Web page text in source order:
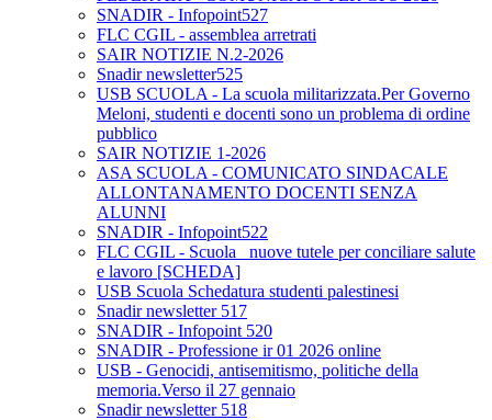
SNADIR - Infopoint527
FLC CGIL - assemblea arretrati
SAIR NOTIZIE N.2-2026
Snadir newsletter525
USB SCUOLA - La scuola militarizzata.Per Governo
Meloni, studenti e docenti sono un problema di ordine
pubblico
SAIR NOTIZIE 1-2026
ASA SCUOLA - COMUNICATO SINDACALE
ALLONTANAMENTO DOCENTI SENZA
ALUNNI
SNADIR - Infopoint522
FLC CGIL - Scuola_ nuove tutele per conciliare salute
e lavoro [SCHEDA]
USB Scuola Schedatura studenti palestinesi
Snadir newsletter 517
SNADIR - Infopoint 520
SNADIR - Professione ir 01 2026 online
USB - Genocidi, antisemitismo, politiche della
memoria.Verso il 27 gennaio
Snadir newsletter 518